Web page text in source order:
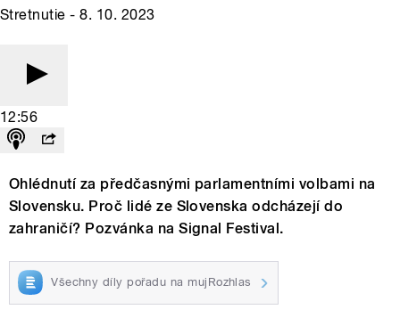
Stretnutie - 8. 10. 2023
12:56
Ohlédnutí za předčasnými parlamentními volbami na
Slovensku. Proč lidé ze Slovenska odcházejí do
zahraničí? Pozvánka na Signal Festival.
Všechny díly pořadu na mujRozhlas